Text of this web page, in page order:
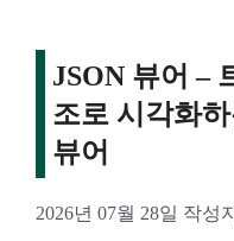
JSON 뷰어 –
조로 시각화
뷰어
2026년 07월 28일 작성